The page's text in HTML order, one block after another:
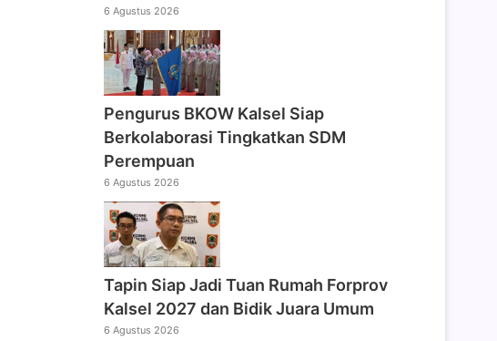
6 Agustus 2026
Pengurus BKOW Kalsel Siap
Berkolaborasi Tingkatkan SDM
Perempuan
6 Agustus 2026
Tapin Siap Jadi Tuan Rumah Forprov
Kalsel 2027 dan Bidik Juara Umum
6 Agustus 2026